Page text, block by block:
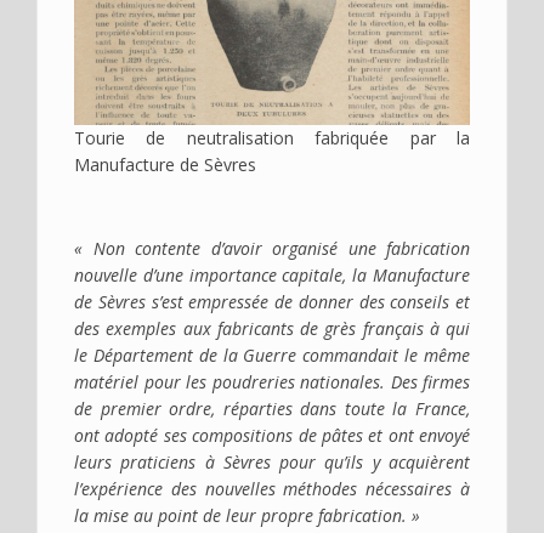
Tourie de neutralisation fabriquée par la
Manufacture de Sèvres
« Non contente d’avoir organisé une fabrication
nouvelle d’une importance capitale, la Manufacture
de Sèvres s’est empressée de donner des conseils et
des exemples aux fabricants de grès français à qui
le Département de la Guerre commandait le même
matériel pour les poudreries nationales. Des firmes
de premier ordre, réparties dans toute la France,
ont adopté ses compositions de pâtes et ont envoyé
leurs praticiens à Sèvres pour qu’ils y acquièrent
l’expérience des nouvelles méthodes nécessaires à
la mise au point de leur propre fabrication. »